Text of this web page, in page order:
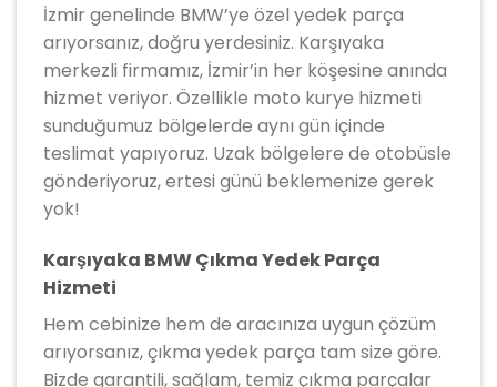
İzmir genelinde BMW’ye özel yedek parça
arıyorsanız, doğru yerdesiniz. Karşıyaka
merkezli firmamız, İzmir’in her köşesine anında
hizmet veriyor. Özellikle moto kurye hizmeti
sunduğumuz bölgelerde aynı gün içinde
teslimat yapıyoruz. Uzak bölgelere de otobüsle
gönderiyoruz, ertesi günü beklemenize gerek
yok!
Karşıyaka BMW Çıkma Yedek Parça
Hizmeti
Hem cebinize hem de aracınıza uygun çözüm
arıyorsanız, çıkma yedek parça tam size göre.
Bizde garantili, sağlam, temiz çıkma parçalar